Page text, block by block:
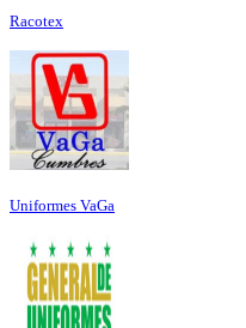
Racotex
Uniformes VaGa